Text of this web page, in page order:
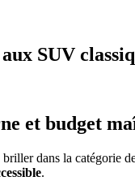
SUV
et budget
dans la catégorie
.